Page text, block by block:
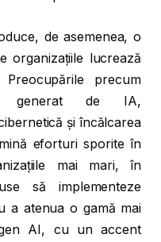
de asemenea, o
organizațiile lucrează
precum
generat de IA,
și încălcarea
eforturi sporite în
mai mari, în
să implementeze
a atenua o gamă mai
AI, cu un accent